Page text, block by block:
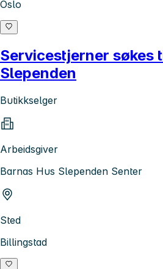
Oslo
Servicestjerner søkes
Slependen
Butikkselger
Arbeidsgiver
Barnas Hus Slependen Senter
Sted
Billingstad